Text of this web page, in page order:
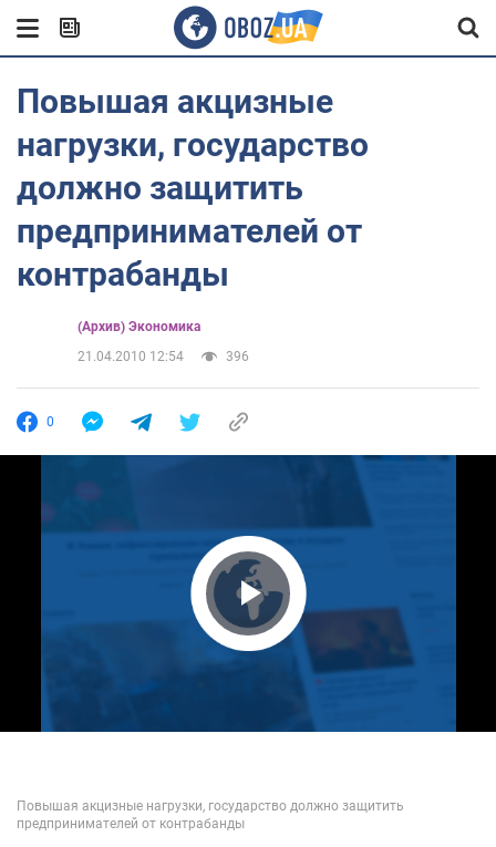
Повышая акцизные
нагрузки, государство
должно защитить
предпринимателей от
контрабанды
(Архив) Экономика
21.04.2010 12:54
396
0
Play Video